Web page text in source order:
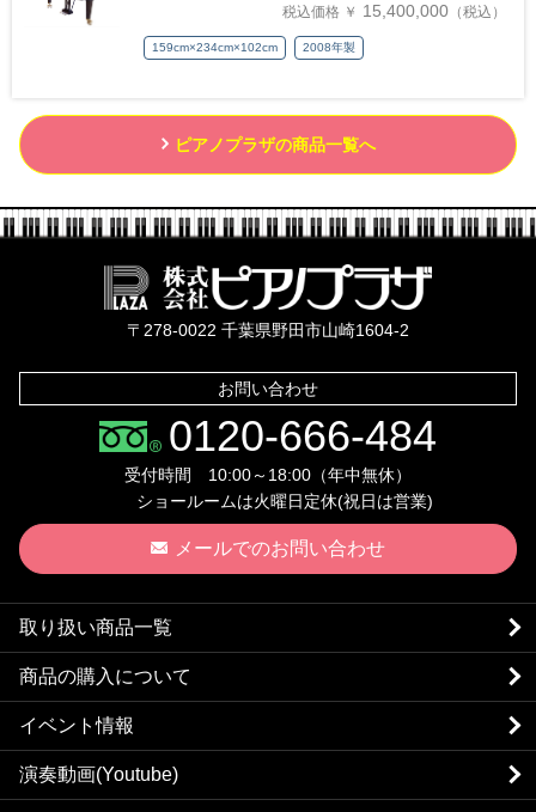
税込価格 ￥ 15,400,000 （税込）
159cm×234cm×102cm 2008年製
ピアノプラザの商品一覧へ
〒278-0022 千葉県野田市山崎1604-2
お問い合わせ
0120-666-484
受付時間 10:00～18:00（年中無休）
ショールームは火曜日定休(祝日は営業)
メールでのお問い合わせ
取り扱い商品一覧
商品の購入について
イベント情報
演奏動画(Youtube)